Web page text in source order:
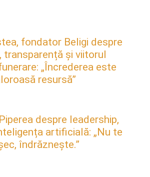
fondator Beligi despre
transparență și viitorul
„Încrederea este
resursă”
despre leadership,
artificială: „Nu te
îndrăznește.”